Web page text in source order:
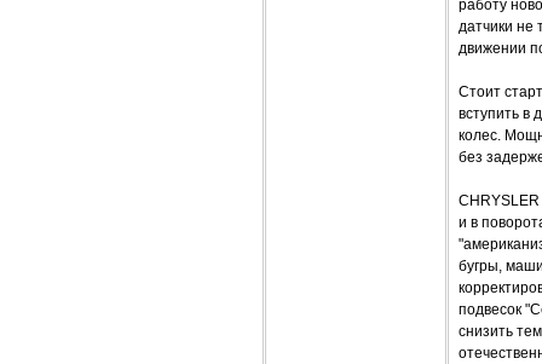
работу
датчики не
движении
Стоит
вступить в
колес.
без
и в
бугры,
подвесок
снизить